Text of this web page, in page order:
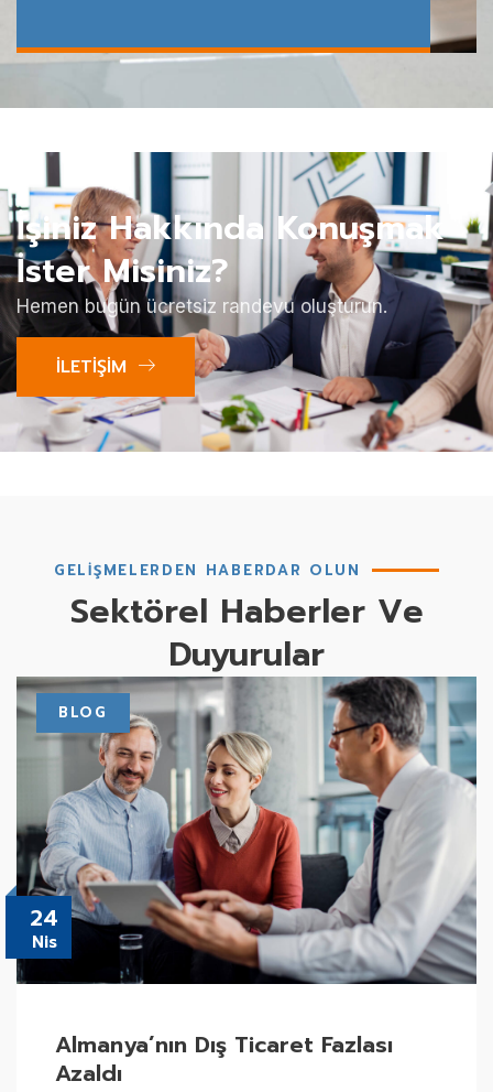
İşiniz Hakkında Konuşmak
İster Misiniz?
Hemen bugün ücretsiz randevu oluşturun.
İLETİŞİM
GELIŞMELERDEN HABERDAR OLUN
Sektörel Haberler Ve
Duyurular
24
Nis
BLOG
Almanya’nın Dış Ticaret Fazlası
Azaldı